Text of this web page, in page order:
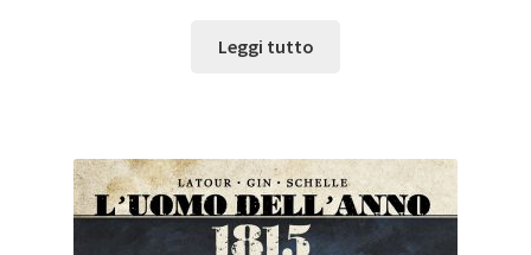
Leggi tutto